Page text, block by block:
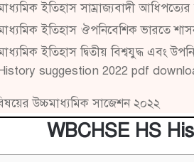
ইতিহাস সাম্রাজ্যবাদী
ইতিহাস ঔপনিবেশিক ভারতে
ইতিহাস দ্বিতীয় বিশ্বযুদ্ধ এবং
suggestion 2022 pdf
উচ্চমাধ্যমিক সাজেশন ২০২২
WBCHSE HS